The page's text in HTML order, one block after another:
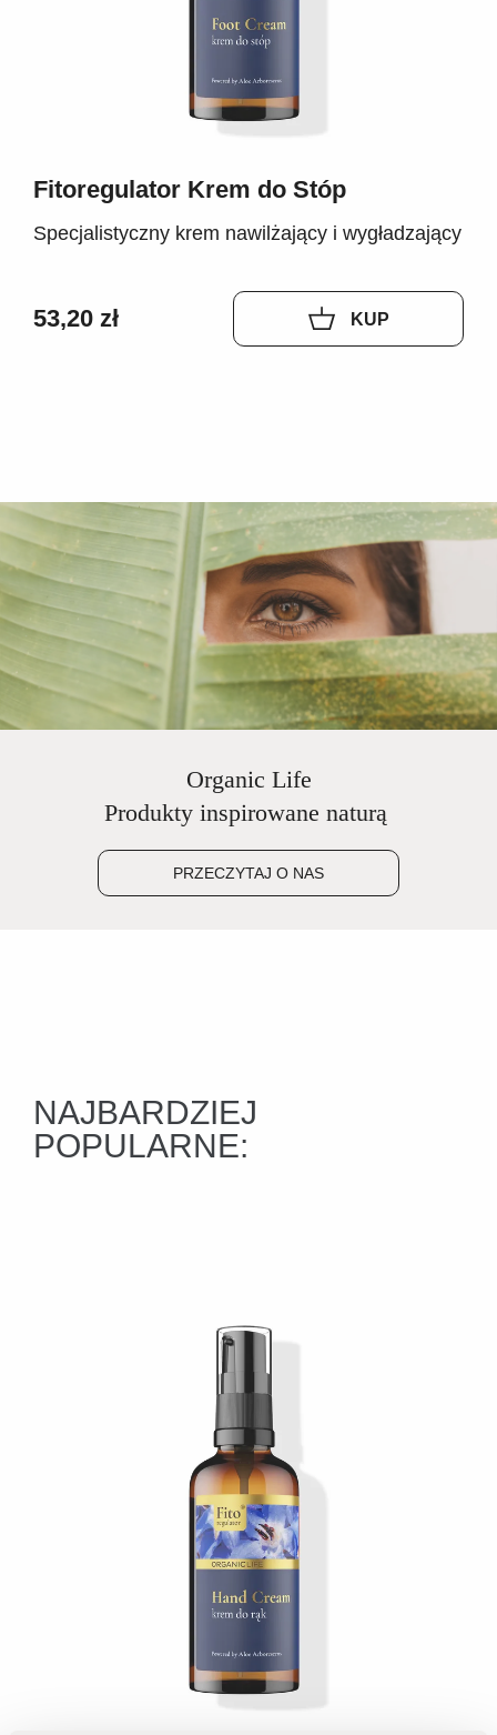
Fitoregulator Krem do Stóp
Specjalistyczny krem nawilżający i wygładzający
53,20 zł KUP
Organic Life
Produkty inspirowane naturą
PRZECZYTAJ O NAS
NAJBARDZIEJ
POPULARNE: